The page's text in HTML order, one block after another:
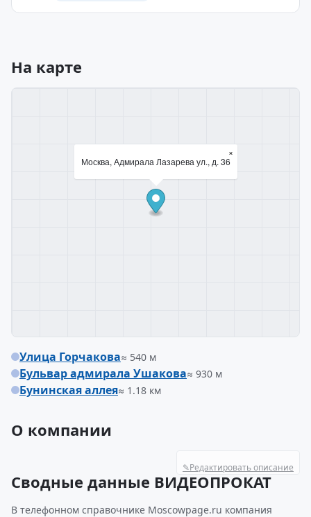
На карте
Москва, Адмирала Лазарева ул., д. 36
×
Улица Горчакова≈ 540 м
Бульвар адмирала Ушакова≈ 930 м
Бунинская аллея≈ 1.18 км
О компании
✎Редактировать описание
Сводные данные ВИДЕОПРОКАТ
В телефонном справочнике Moscowpage.ru компания